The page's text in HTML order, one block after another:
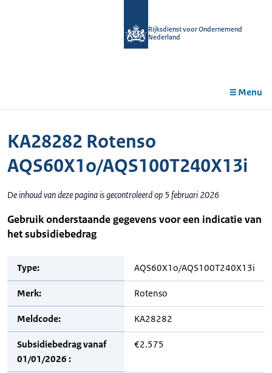
Rijksdienst voor Ondernemend
Nederland
Menu
KA28282 Rotenso
AQS60X1o/AQS100T240X13i
De inhoud van deze pagina is gecontroleerd op 5 februari 2026
Gebruik onderstaande gegevens voor een indicatie van
het subsidiebedrag
Type: AQS60X1o/AQS100T240X13i
Merk: Rotenso
Meldcode: KA28282
Subsidiebedrag vanaf
01/01/2026 :
€2.575